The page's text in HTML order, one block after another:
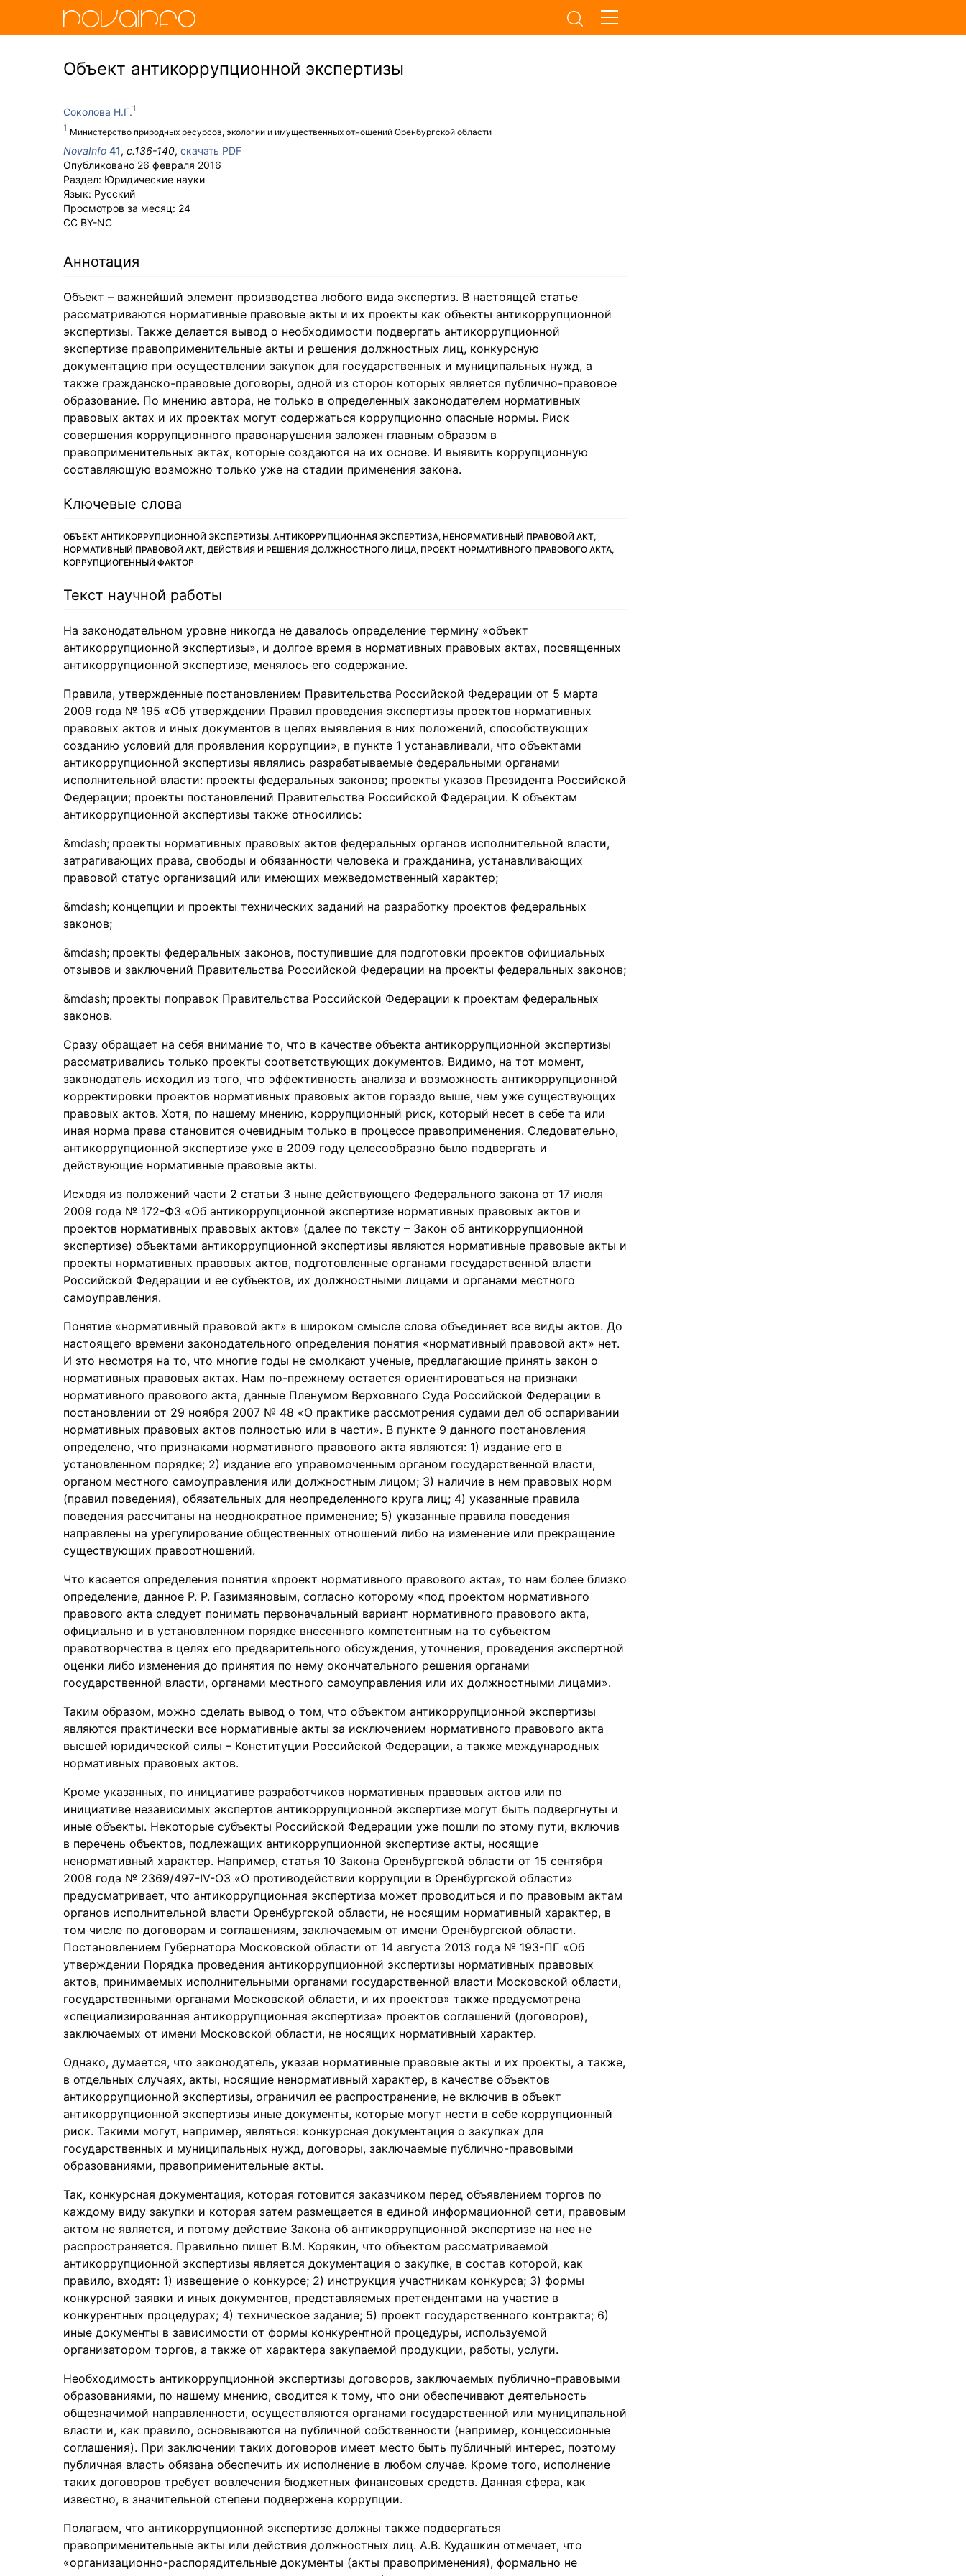
Объект антикоррупционной экспертизы
Соколова Н.Г.
Министерство природных ресурсов, экологии и имущественных отношений Оренбургской области
NovaInfo 41, с.136-140, скачать PDF
Опубликовано 26 февраля 2016
Раздел: Юридические науки
Язык: Русский
Просмотров за месяц: 24
CC BY-NC
Аннотация
Объект – важнейший элемент производства любого вида экспертиз. В настоящей статье
рассматриваются нормативные правовые акты и их проекты как объекты антикоррупционной
экспертизы. Также делается вывод о необходимости подвергать антикоррупционной
экспертизе правоприменительные акты и решения должностных лиц, конкурсную
документацию при осуществлении закупок для государственных и муниципальных нужд, а
также гражданско-правовые договоры, одной из сторон которых является публично-правовое
образование. По мнению автора, не только в определенных законодателем нормативных
правовых актах и их проектах могут содержаться коррупционно опасные нормы. Риск
совершения коррупционного правонарушения заложен главным образом в
правоприменительных актах, которые создаются на их основе. И выявить коррупционную
составляющую возможно только уже на стадии применения закона.
Ключевые слова
ОБЪЕКТ АНТИКОРРУПЦИОННОЙ ЭКСПЕРТИЗЫ, АНТИКОРРУПЦИОННАЯ ЭКСПЕРТИЗА, НЕНОРМАТИВНЫЙ ПРАВОВОЙ АКТ,
НОРМАТИВНЫЙ ПРАВОВОЙ АКТ, ДЕЙСТВИЯ И РЕШЕНИЯ ДОЛЖНОСТНОГО ЛИЦА, ПРОЕКТ НОРМАТИВНОГО ПРАВОВОГО АКТА,
КОРРУПЦИОГЕННЫЙ ФАКТОР
Текст научной работы
На законодательном уровне никогда не давалось определение термину «объект
антикоррупционной экспертизы», и долгое время в нормативных правовых актах, посвященных
антикоррупционной экспертизе, менялось его содержание.
Правила, утвержденные постановлением Правительства Российской Федерации от 5 марта
2009 года № 195 «Об утверждении Правил проведения экспертизы проектов нормативных
правовых актов и иных документов в целях выявления в них положений, способствующих
созданию условий для проявления коррупции», в пункте 1 устанавливали, что объектами
антикоррупционной экспертизы являлись разрабатываемые федеральными органами
исполнительной власти: проекты федеральных законов; проекты указов Президента Российской
Федерации; проекты постановлений Правительства Российской Федерации. К объектам
антикоррупционной экспертизы также относились:
проекты нормативных правовых актов федеральных органов исполнительной власти,
затрагивающих права, свободы и обязанности человека и гражданина, устанавливающих
правовой статус организаций или имеющих межведомственный характер;
концепции и проекты технических заданий на разработку проектов федеральных
законов;
проекты федеральных законов, поступившие для подготовки проектов официальных
отзывов и заключений Правительства Российской Федерации на проекты федеральных законов;
проекты поправок Правительства Российской Федерации к проектам федеральных
законов.
Сразу обращает на себя внимание то, что в качестве объекта антикоррупционной экспертизы
рассматривались только проекты соответствующих документов. Видимо, на тот момент,
законодатель исходил из того, что эффективность анализа и возможность антикоррупционной
корректировки проектов нормативных правовых актов гораздо выше, чем уже существующих
правовых актов. Хотя, по нашему мнению, коррупционный риск, который несет в себе та или
иная норма права становится очевидным только в процессе правоприменения. Следовательно,
антикоррупционной экспертизе уже в 2009 году целесообразно было подвергать и
действующие нормативные правовые акты.
Исходя из положений части 2 статьи 3 ныне действующего Федерального закона от 17 июля
2009 года № 172-ФЗ «Об антикоррупционной экспертизе нормативных правовых актов и
проектов нормативных правовых актов» (далее по тексту – Закон об антикоррупционной
экспертизе) объектами антикоррупционной экспертизы являются нормативные правовые акты и
проекты нормативных правовых актов, подготовленные органами государственной власти
Российской Федерации и ее субъектов, их должностными лицами и органами местного
самоуправления.
Понятие «нормативный правовой акт» в широком смысле слова объединяет все виды актов. До
настоящего времени законодательного определения понятия «нормативный правовой акт» нет.
И это несмотря на то, что многие годы не смолкают ученые, предлагающие принять закон о
нормативных правовых актах. Нам по-прежнему остается ориентироваться на признаки
нормативного правового акта, данные Пленумом Верховного Суда Российской Федерации в
постановлении от 29 ноября 2007 № 48 «О практике рассмотрения судами дел об оспаривании
нормативных правовых актов полностью или в части». В пункте 9 данного постановления
определено, что признаками нормативного правового акта являются: 1) издание его в
установленном порядке; 2) издание его управомоченным органом государственной власти,
органом местного самоуправления или должностным лицом; 3) наличие в нем правовых норм
(правил поведения), обязательных для неопределенного круга лиц; 4) указанные правила
поведения рассчитаны на неоднократное применение; 5) указанные правила поведения
направлены на урегулирование общественных отношений либо на изменение или прекращение
существующих правоотношений.
Что касается определения понятия «проект нормативного правового акта», то нам более близко
определение, данное Р. Р. Газимзяновым, согласно которому «под проектом нормативного
правового акта следует понимать первоначальный вариант нормативного правового акта,
официально и в установленном порядке внесенного компетентным на то субъектом
правотворчества в целях его предварительного обсуждения, уточнения, проведения экспертной
оценки либо изменения до принятия по нему окончательного решения органами
государственной власти, органами местного самоуправления или их должностными лицами».
Таким образом, можно сделать вывод о том, что объектом антикоррупционной экспертизы
являются практически все нормативные акты за исключением нормативного правового акта
высшей юридической силы – Конституции Российской Федерации, а также международных
нормативных правовых актов.
Кроме указанных, по инициативе разработчиков нормативных правовых актов или по
инициативе независимых экспертов антикоррупционной экспертизе могут быть подвергнуты и
иные объекты. Некоторые субъекты Российской Федерации уже пошли по этому пути, включив
в перечень объектов, подлежащих антикоррупционной экспертизе акты, носящие
ненормативный характер. Например, статья 10 Закона Оренбургской области от 15 сентября
2008 года № 2369/497-IV-ОЗ «О противодействии коррупции в Оренбургской области»
предусматривает, что антикоррупционная экспертиза может проводиться и по правовым актам
органов исполнительной власти Оренбургской области, не носящим нормативный характер, в
том числе по договорам и соглашениям, заключаемым от имени Оренбургской области.
Постановлением Губернатора Московской области от 14 августа 2013 года № 193-ПГ «Об
утверждении Порядка проведения антикоррупционной экспертизы нормативных правовых
актов, принимаемых исполнительными органами государственной власти Московской области,
государственными органами Московской области, и их проектов» также предусмотрена
«специализированная антикоррупционная экспертиза» проектов соглашений (договоров),
заключаемых от имени Московской области, не носящих нормативный характер.
Однако, думается, что законодатель, указав нормативные правовые акты и их проекты, а также,
в отдельных случаях, акты, носящие ненормативный характер, в качестве объектов
антикоррупционной экспертизы, ограничил ее распространение, не включив в объект
антикоррупционной экспертизы иные документы, которые могут нести в себе коррупционный
риск. Такими могут, например, являться: конкурсная документация о закупках для
государственных и муниципальных нужд, договоры, заключаемые публично-правовыми
образованиями, правоприменительные акты.
Так, конкурсная документация, которая готовится заказчиком перед объявлением торгов по
каждому виду закупки и которая затем размещается в единой информационной сети, правовым
актом не является, и потому действие Закона об антикоррупционной экспертизе на нее не
распространяется. Правильно пишет В.М. Корякин, что объектом рассматриваемой
антикоррупционной экспертизы является документация о закупке, в состав которой, как
правило, входят: 1) извещение о конкурсе; 2) инструкция участникам конкурса; 3) формы
конкурсной заявки и иных документов, представляемых претендентами на участие в
конкурентных процедурах; 4) техническое задание; 5) проект государственного контракта; 6)
иные документы в зависимости от формы конкурентной процедуры, используемой
организатором торгов, а также от характера закупаемой продукции, работы, услуги.
Необходимость антикоррупционной экспертизы договоров, заключаемых публично-правовыми
образованиями, по нашему мнению, сводится к тому, что они обеспечивают деятельность
общезначимой направленности, осуществляются органами государственной или муниципальной
власти и, как правило, основываются на публичной собственности (например, концессионные
соглашения). При заключении таких договоров имеет место быть публичный интерес, поэтому
публичная власть обязана обеспечить их исполнение в любом случае. Кроме того, исполнение
таких договоров требует вовлечения бюджетных финансовых средств. Данная сфера, как
известно, в значительной степени подвержена коррупции.
Полагаем, что антикоррупционной экспертизе должны также подвергаться
правоприменительные акты или действия должностных лиц. А.В. Кудашкин отмечает, что
«организационно-распорядительные документы (акты правоприменения), формально не